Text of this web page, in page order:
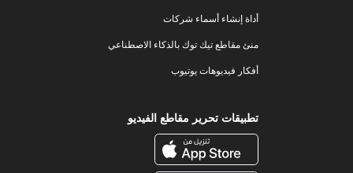
أداة إنشاء أسماء شركات
منئ مقاطع تيك توك بالذكاء الاصطناعي
أفكار فيديوهات يوتيوب
تطبيقات تحرير مقاطع الفيديو